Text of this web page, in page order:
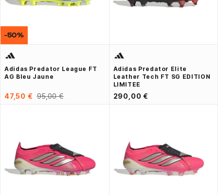
Adidas Predator League FT
AG Bleu Jaune
47,50 € 95,00 €
-50%
Adidas Predator Elite
Leather Tech FT SG EDITION
LIMITEE
290,00 €